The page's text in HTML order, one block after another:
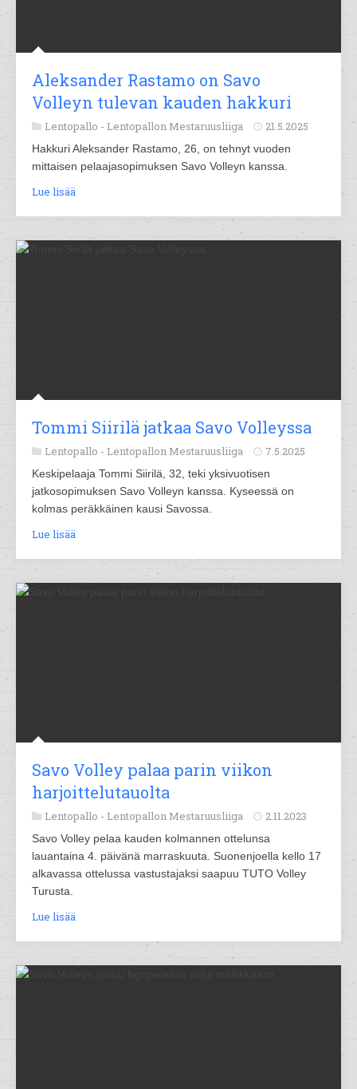
Aleksander Rastamo on Savo
Volleyn tulevan kauden hakkuri
Lentopallo - Lentopallon Mestaruusliiga 21.5.2025
Hakkuri Aleksander Rastamo, 26, on tehnyt vuoden
mittaisen pelaajasopimuksen Savo Volleyn kanssa.
Lue lisää
Tommi Siirilä jatkaa Savo Volleyssa
Lentopallo - Lentopallon Mestaruusliiga 7.5.2025
Keskipelaaja Tommi Siirilä, 32, teki yksivuotisen
jatkosopimuksen Savo Volleyn kanssa. Kyseessä on
kolmas peräkkäinen kausi Savossa.
Lue lisää
Savo Volley palaa parin viikon
harjoittelutauolta
Lentopallo - Lentopallon Mestaruusliiga 2.11.2023
Savo Volley pelaa kauden kolmannen ottelunsa
lauantaina 4. päivänä marraskuuta. Suonenjoella kello 17
alkavassa ottelussa vastustajaksi saapuu TUTO Volley
Turusta.
Lue lisää